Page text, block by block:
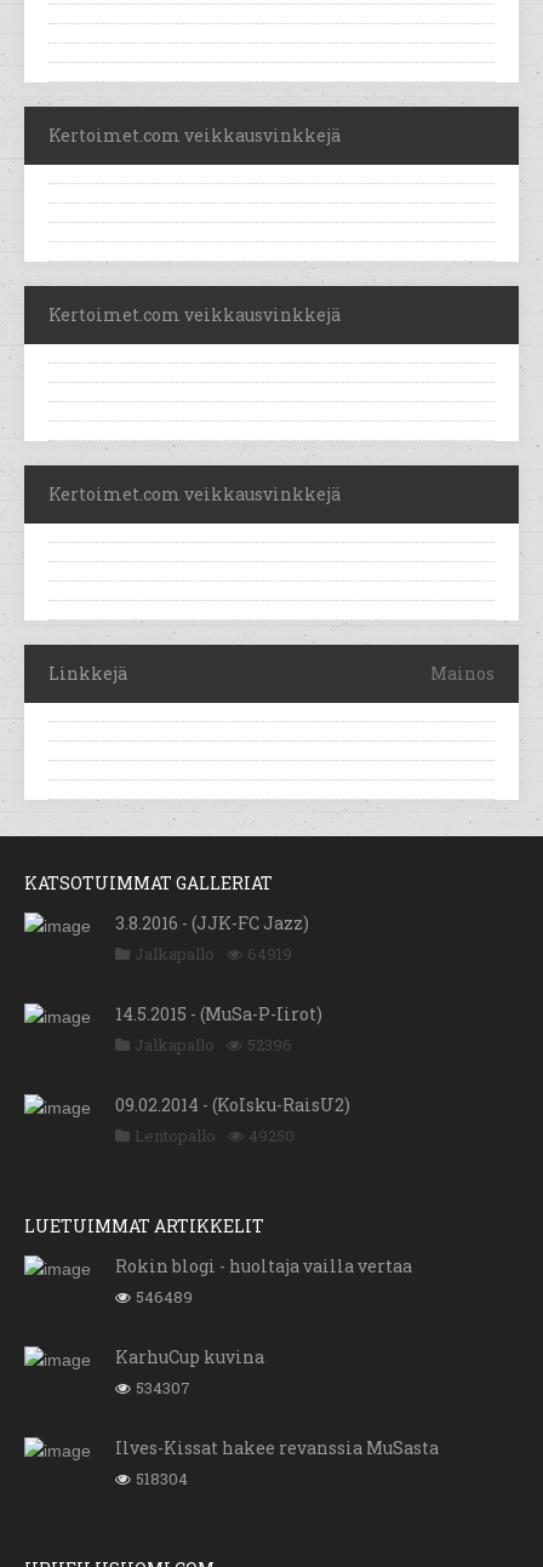
Kertoimet.com veikkausvinkkejä
Kertoimet.com veikkausvinkkejä
Kertoimet.com veikkausvinkkejä
Linkkejä Mainos
KATSOTUIMMAT GALLERIAT
3.8.2016 - (JJK-FC Jazz)
Jalkapallo 64919
14.5.2015 - (MuSa-P-Iirot)
Jalkapallo 52396
09.02.2014 - (KoIsku-RaisU2)
Lentopallo 49250
LUETUIMMAT ARTIKKELIT
Rokin blogi - huoltaja vailla vertaa
546489
KarhuCup kuvina
534307
Ilves-Kissat hakee revanssia MuSasta
518304